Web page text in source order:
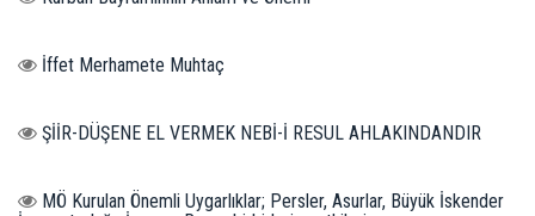
İffet Merhamete Muhtaç
ŞİİR-DÜŞENE EL VERMEK NEBİ-İ RESUL AHLAKINDANDIR
MÖ Kurulan Önemli Uygarlıklar; Persler, Asurlar, Büyük İskender